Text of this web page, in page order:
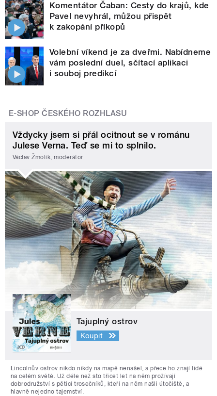
Komentátor Čaban: Cesty do krajů, kde
Pavel nevyhrál, můžou přispět
k zakopání příkopů
Volební víkend je za dveřmi. Nabídneme
vám poslední duel, sčítací aplikaci
i souboj predikcí
E-SHOP ČESKÉHO ROZHLASU
Vždycky jsem si přál ocitnout se v románu
Julese Verna. Teď se mi to splnilo.
Václav Žmolík, moderátor
Tajuplný ostrov
Koupit
Lincolnův ostrov nikdo nikdy na mapě nenašel, a přece ho znají lidé
na celém světě. Už déle než sto třicet let na něm prožívají
dobrodružství s pěticí trosečníků, kteří na něm našli útočiště, a
hlavně nejedno tajemství.